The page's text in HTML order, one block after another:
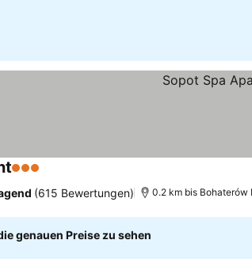
3 Sterne
(615 Bewertungen) 0.2 km bis Bohaterów
genauen Preise zu sehen